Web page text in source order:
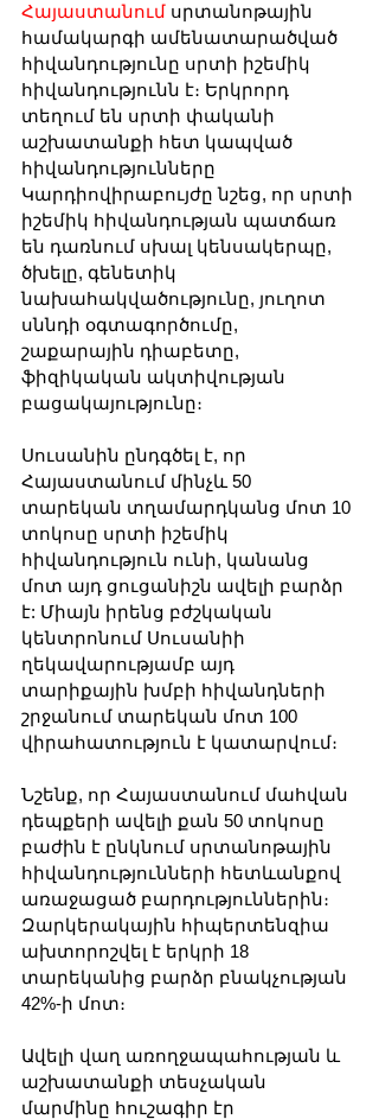
Հայաստանում սրտանոթային
համակարգի ամենատարածված
հիվանդությունը սրտի իշեմիկ
հիվանդությունն է։ Երկրորդ
տեղում են սրտի փականի
աշխատանքի հետ կապված
հիվանդությունները
Կարդիովիրաբույժը նշեց, որ սրտի
իշեմիկ հիվանդության պատճառ
են դառնում սխալ կենսակերպը,
ծխելը, գենետիկ
նախահակվածությունը, յուղոտ
սննդի օգտագործումը,
շաքարային դիաբետը,
ֆիզիկական ակտիվության
բացակայությունը։
Սուսանին ընդգծել է, որ
Հայաստանում մինչև 50
տարեկան տղամարդկանց մոտ 10
տոկոսը սրտի իշեմիկ
հիվանդություն ունի, կանանց
մոտ այդ ցուցանիշն ավելի բարձր
է: Միայն իրենց բժշկական
կենտրոնում Սուսանիի
ղեկավարությամբ այդ
տարիքային խմբի հիվանդների
շրջանում տարեկան մոտ 100
վիրահատություն է կատարվում։
Նշենք, որ Հայաստանում մահվան
դեպքերի ավելի քան 50 տոկոսը
բաժին է ընկնում սրտանոթային
հիվանդությունների հետևանքով
առաջացած բարդություններին։
Զարկերակային հիպերտենզիա
ախտորոշվել է երկրի 18
տարեկանից բարձր բնակչության
42%-ի մոտ։
Ավելի վաղ առողջապահության և
աշխատանքի տեսչական
մարմինը հուշագիր էր